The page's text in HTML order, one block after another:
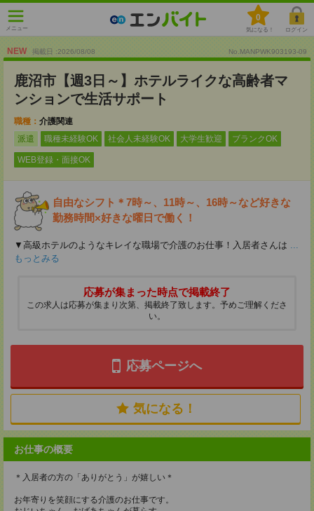
メニュー
0
気になる！ ログイン
NEW 掲載日 :2026/08/08 No.MANPWK903193-09
鹿沼市【週3日～】ホテルライクな高齢者マ
ンションで生活サポート
職種： 介護関連
派遣
職種未経験OK 社会人未経験OK 大学生歓迎 ブランクOK
WEB登録・面接OK
自由なシフト＊7時～、11時～、16時～など好きな
勤務時間×好きな曜日で働く！
▼高級ホテルのようなキレイな職場で介護のお仕事！入居者さんは ...
もっとみる
応募が集まった時点で掲載終了
この求人は応募が集まり次第、掲載終了致します。予めご理解くださ
い。
応募ページへ
気になる！
お仕事の概要
＊入居者の方の「ありがとう」が嬉しい＊
お年寄りを笑顔にする介護のお仕事です。